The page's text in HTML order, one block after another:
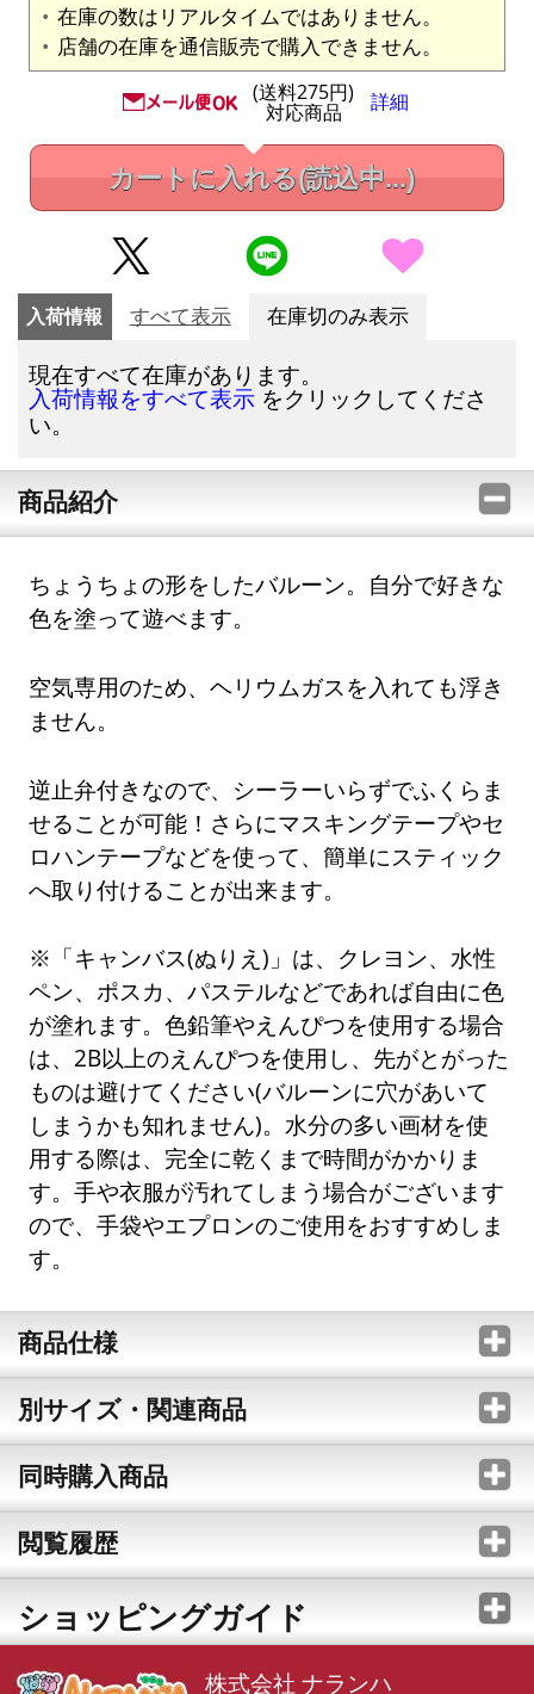
在庫の数はリアルタイムではありません。
店舗の在庫を通信販売で購入できません。
(送料275円)
対応商品 詳細
カートに入れる(読込中...)
入荷情報 すべて表示 在庫切のみ表示
現在すべて在庫があります。
入荷情報をすべて表示 をクリックしてくださ
い。
商品紹介
ちょうちょの形をしたバルーン。自分で好きな
色を塗って遊べます。
空気専用のため、ヘリウムガスを入れても浮き
ません。
逆止弁付きなので、シーラーいらずでふくらま
せることが可能！さらにマスキングテープやセ
ロハンテープなどを使って、簡単にスティック
へ取り付けることが出来ます。
※「キャンバス(ぬりえ)」は、クレヨン、水性
ペン、ポスカ、パステルなどであれば自由に色
が塗れます。色鉛筆やえんぴつを使用する場合
は、2B以上のえんぴつを使用し、先がとがった
ものは避けてください(バルーンに穴があいて
しまうかも知れません)。水分の多い画材を使
用する際は、完全に乾くまで時間がかかりま
す。手や衣服が汚れてしまう場合がございます
ので、手袋やエプロンのご使用をおすすめしま
す。
商品仕様
別サイズ・関連商品
同時購入商品
閲覧履歴
ショッピングガイド
株式会社 ナランハ